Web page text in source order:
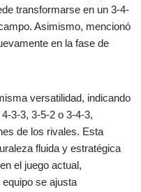
transformarse en un 3-4-
Asimismo, mencionó
en la fase de
versatilidad, indicando
3-3, 3-5-2 o 3-4-3,
de los rivales. Esta
fluida y estratégica
el juego actual,
se ajusta